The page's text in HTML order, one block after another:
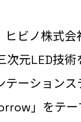
ヒビノ株式
元LED技術
ーションス
」をテー